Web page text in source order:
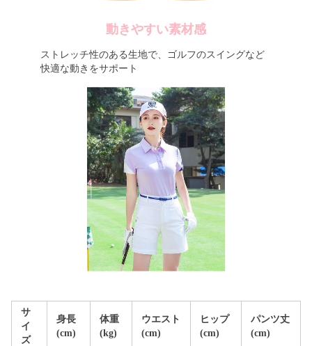
動きやすい素材感
ストレッチ性のある生地で、ゴルフのスイングなど
快適な動きをサポート
サ
イ
ズ
身長
(cm)
体重
(kg)
ウエスト
(cm)
ヒップ
(cm)
パンツ丈
(cm)